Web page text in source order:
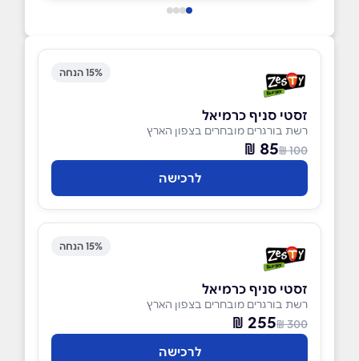
15% הנחה
זסטי סניף כרמיאל
רשת בורגרים מובחרים בצפון הארץ
100 ₪
85 ₪
לרכישה
15% הנחה
זסטי סניף כרמיאל
רשת בורגרים מובחרים בצפון הארץ
300 ₪
255 ₪
לרכישה